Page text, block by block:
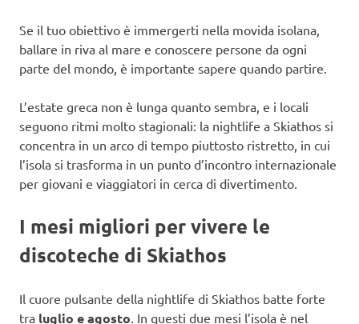
Se il tuo obiettivo è immergerti nella movida isolana,
ballare in riva al mare e conoscere persone da ogni
parte del mondo, è importante sapere quando partire.
L’estate greca non è lunga quanto sembra, e i locali
seguono ritmi molto stagionali: la nightlife a Skiathos si
concentra in un arco di tempo piuttosto ristretto, in cui
l’isola si trasforma in un punto d’incontro internazionale
per giovani e viaggiatori in cerca di divertimento.
I mesi migliori per vivere le
discoteche di Skiathos
Il cuore pulsante della nightlife di Skiathos batte forte
tra luglio e agosto . In questi due mesi l’isola è nel